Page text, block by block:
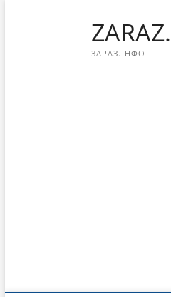
ЗАРАЗ.ІНФО